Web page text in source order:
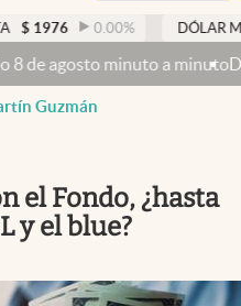
México
0.00% DÓLAR MEP $
minuto a minutoDólar hoy y
Guzmán
el Fondo, ¿hasta
y el blue?